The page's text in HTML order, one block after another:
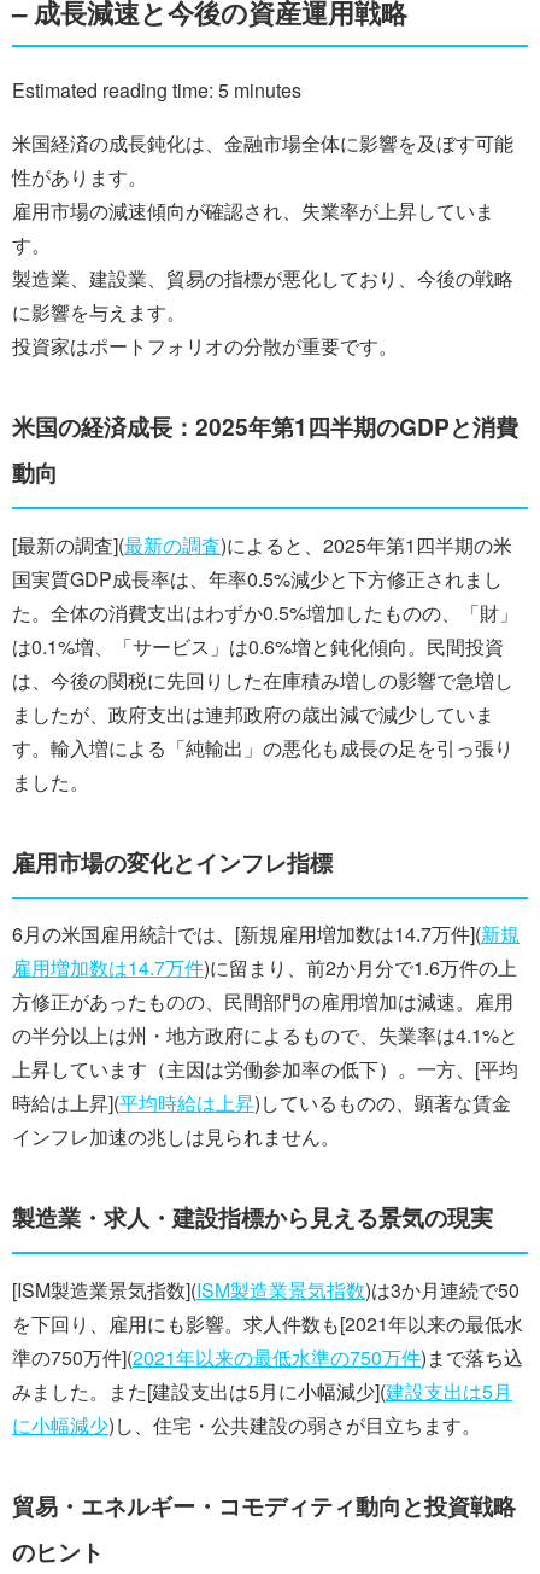
– 成長減速と今後の資産運用戦略
Estimated reading time: 5 minutes
米国経済の成長鈍化は、金融市場全体に影響を及ぼす可能
性があります。
雇用市場の減速傾向が確認され、失業率が上昇していま
す。
製造業、建設業、貿易の指標が悪化しており、今後の戦略
に影響を与えます。
投資家はポートフォリオの分散が重要です。
米国の経済成長：2025年第1四半期のGDPと消費
動向
[最新の調査](最新の調査)によると、2025年第1四半期の米
国実質GDP成長率は、年率0.5%減少と下方修正されまし
た。全体の消費支出はわずか0.5%増加したものの、「財」
は0.1%増、「サービス」は0.6%増と鈍化傾向。民間投資
は、今後の関税に先回りした在庫積み増しの影響で急増し
ましたが、政府支出は連邦政府の歳出減で減少していま
す。輸入増による「純輸出」の悪化も成長の足を引っ張り
ました。
雇用市場の変化とインフレ指標
6月の米国雇用統計では、[新規雇用増加数は14.7万件](新規
雇用増加数は14.7万件)に留まり、前2か月分で1.6万件の上
方修正があったものの、民間部門の雇用増加は減速。雇用
の半分以上は州・地方政府によるもので、失業率は4.1%と
上昇しています（主因は労働参加率の低下）。一方、[平均
時給は上昇](平均時給は上昇)しているものの、顕著な賃金
インフレ加速の兆しは見られません。
製造業・求人・建設指標から見える景気の現実
[ISM製造業景気指数](ISM製造業景気指数)は3か月連続で50
を下回り、雇用にも影響。求人件数も[2021年以来の最低水
準の750万件](2021年以来の最低水準の750万件)まで落ち込
みました。また[建設支出は5月に小幅減少](建設支出は5月
に小幅減少)し、住宅・公共建設の弱さが目立ちます。
貿易・エネルギー・コモディティ動向と投資戦略
のヒント